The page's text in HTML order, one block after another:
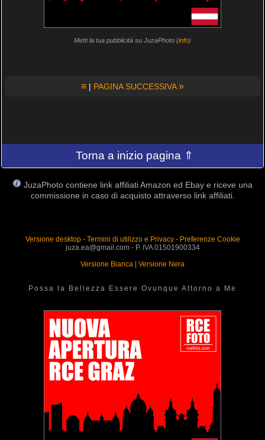
Metti la tua pubblicità su JuzaPhoto (info)
≡ | PAGINA SUCCESSIVA»
Torna a inizio pagina ⇑
JuzaPhoto contiene link affiliati Amazon ed Ebay e riceve una
commissione in caso di acquisto attraverso link affiliati.
Versione desktop- Termini di utilizzo e Privacy- Preferenze Cookie
juza.ea@gmail.com - P. IVA 01501900334
Versione Bianca
Versione Nera
Possa la Bellezza Essere Ovunque Attorno a Me